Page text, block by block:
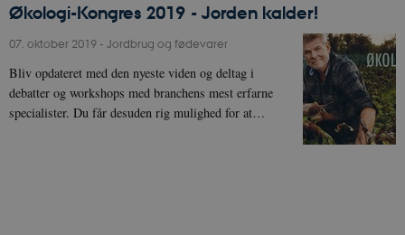
Økologi-Kongres 2019 - Jorden kalder!
07. oktober 2019 - Jordbrug og fødevarer
Bliv opdateret med den nyeste viden og deltag i
debatter og workshops med branchens mest erfarne
specialister. Du får desuden rig mulighed for at…